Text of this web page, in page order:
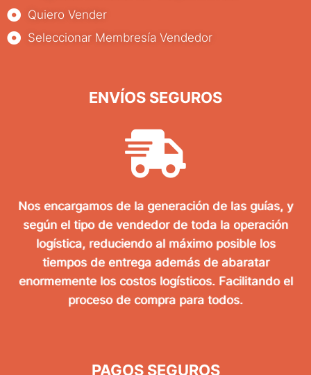
Quiero Vender
Seleccionar Membresía Vendedor
ENVÍOS SEGUROS
Nos encargamos de la generación de las guías, y
según el tipo de vendedor de toda la operación
logística, reduciendo al máximo posible los
tiempos de entrega además de abaratar
enormemente los costos logísticos. Facilitando el
proceso de compra para todos.
PAGOS SEGUROS